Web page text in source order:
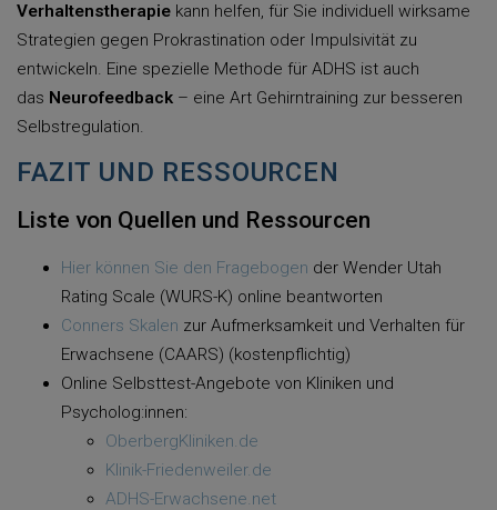
Verhaltenstherapie kann helfen, für Sie individuell wirksame
Strategien gegen Prokrastination oder Impulsivität zu
entwickeln. Eine spezielle Methode für ADHS ist auch
das Neurofeedback – eine Art Gehirntraining zur besseren
Selbstregulation.
FAZIT UND RESSOURCEN
Liste von Quellen und Ressourcen
Hier können Sie den Fragebogen der Wender Utah
Rating Scale (WURS-K) online beantworten
Conners Skalen zur Aufmerksamkeit und Verhalten für
Erwachsene (CAARS) (kostenpflichtig)
Online Selbsttest-Angebote von Kliniken und
Psycholog:innen:
OberbergKliniken.de
Klinik-Friedenweiler.de
ADHS-Erwachsene.net